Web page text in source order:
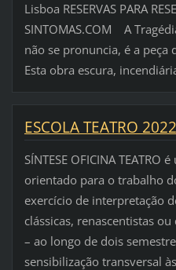
Lisboa RESERVAS PARA
SINTOMAS.COM A
não se pronuncia, é a peça
Esta obra escura,
ESCOLA TEATRO
SÍNTESE OFICINA
orientado para o trabalho
exercício de interpretação
clássicas, renascentistas
– ao longo de dois
sensibilização transversal